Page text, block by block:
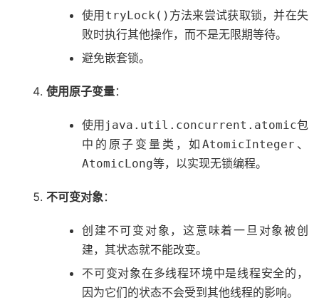
使用 tryLock() 方法来尝试获取锁，并在失
败时执行其他操作，而不是无限期等待。
避免嵌套锁。
使用原子变量：
使用 java.util.concurrent.atomic包
中的原子变量类，如AtomicInteger 、
AtomicLong等，以实现无锁编程。
不可变对象：
创建不可变对象，这意味着一旦对象被创
建，其状态就不能改变。
不可变对象在多线程环境中是线程安全的，
因为它们的状态不会受到其他线程的影响。